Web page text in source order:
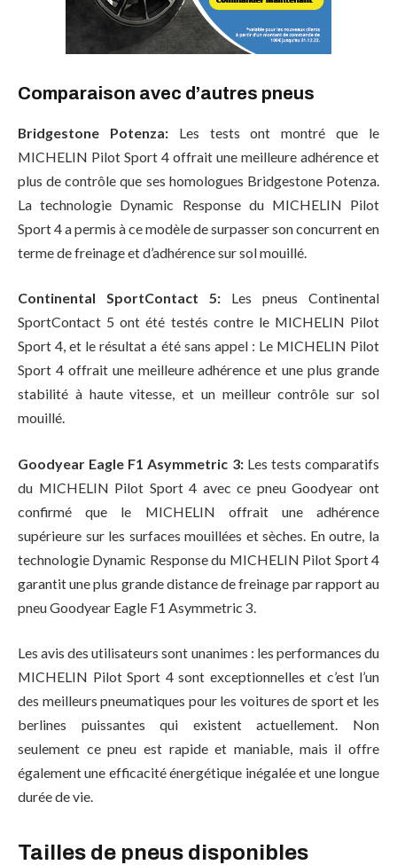
Comparaison avec d’autres pneus
Bridgestone Potenza:Les tests ont montré que le
MICHELIN Pilot Sport 4 offrait une meilleure adhérence et
plus de contrôle que ses homologues Bridgestone Potenza.
La technologie Dynamic Response du MICHELIN Pilot
Sport 4 a permis à ce modèle de surpasser son concurrent en
terme de freinage et d’adhérence sur sol mouillé.
Continental SportContact 5: Les pneus Continental
SportContact 5 ont été testés contre le MICHELIN Pilot
Sport 4, et le résultat a été sans appel : Le MICHELIN Pilot
Sport 4 offrait une meilleure adhérence et une plus grande
stabilité à haute vitesse, et un meilleur contrôle sur sol
mouillé.
Goodyear Eagle F1 Asymmetric 3:Les tests comparatifs
du MICHELIN Pilot Sport 4 avec ce pneu Goodyear ont
confirmé que le MICHELIN offrait une adhérence
supérieure sur les surfaces mouillées et sèches. En outre, la
technologie Dynamic Response du MICHELIN Pilot Sport 4
garantit une plus grande distance de freinage par rapport au
pneu Goodyear Eagle F1 Asymmetric 3.
Les avis des utilisateurs sont unanimes : les performances du
MICHELIN Pilot Sport 4 sont exceptionnelles et c’est l’un
des meilleurs pneumatiques pour les voitures de sport et les
berlines puissantes qui existent actuellement. Non
seulement ce pneu est rapide et maniable, mais il offre
également une efficacité énergétique inégalée et une longue
durée de vie.
Tailles de pneus disponibles